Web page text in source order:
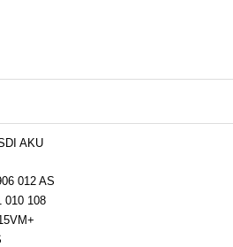
AKU
012 AS
010 108